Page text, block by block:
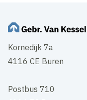
Kornedijk 7a
4116 CE Buren
Postbus 710